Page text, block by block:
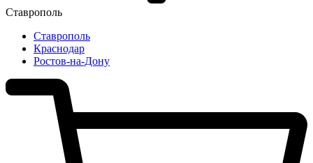
Ставрополь
Ставрополь
Краснодар
Ростов-на-Дону